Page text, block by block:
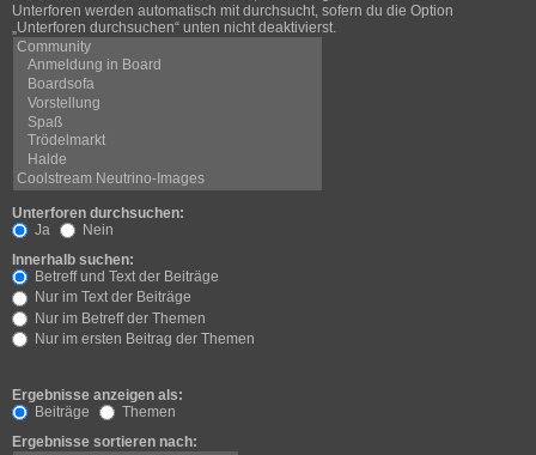
Unterforen werden automatisch mit durchsucht, sofern du die Option
„Unterforen durchsuchen“ unten nicht deaktivierst.
Unterforen durchsuchen:
Ja
Nein
Innerhalb suchen:
Betreff und Text der Beiträge
Nur im Text der Beiträge
Nur im Betreff der Themen
Nur im ersten Beitrag der Themen
Ergebnisse anzeigen als:
Beiträge
Themen
Ergebnisse sortieren nach: